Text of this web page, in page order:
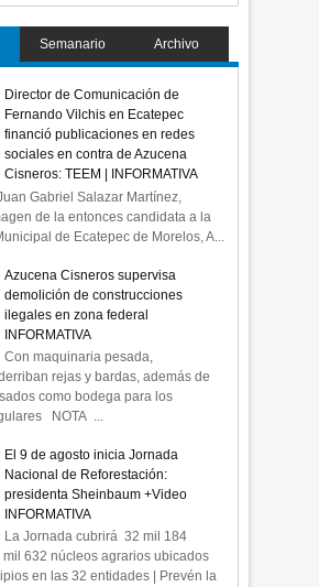
Semanario Archivo
Director de Comunicación de
Fernando Vilchis en Ecatepec
financió publicaciones en redes
sociales en contra de Azucena
Cisneros: TEEM | INFORMATIVA
Gabriel Salazar Martínez,
de la entonces candidata a la
de Ecatepec de Morelos, A...
Azucena Cisneros supervisa
demolición de construcciones
ilegales en zona federal
INFORMATIVA
Con maquinaria pesada,
rejas y bardas, además de
como bodega para los
NOTA ...
El 9 de agosto inicia Jornada
Nacional de Reforestación:
presidenta Sheinbaum +Video
INFORMATIVA
La Jornada cubrirá 32 mil 184
632 núcleos agrarios ubicados
en las 32 entidades | Prevén la